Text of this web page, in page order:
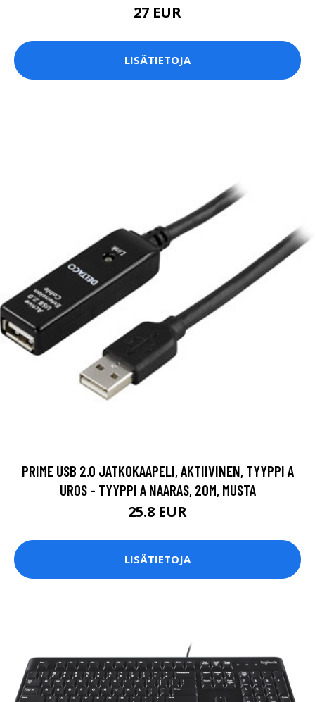
27 EUR
LISÄTIETOJA
PRIME USB 2.0 JATKOKAAPELI, AKTIIVINEN, TYYPPI A
UROS - TYYPPI A NAARAS, 20M, MUSTA
25.8 EUR
LISÄTIETOJA